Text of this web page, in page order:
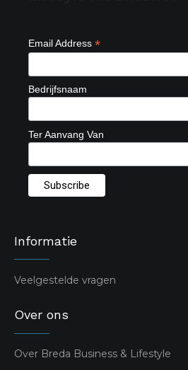
Email Address *
Bedrijfsnaam
Ter Aanvang Van
Informatie
Veelgestelde vragen
Over ons
Over Breda Business & Lifestyle